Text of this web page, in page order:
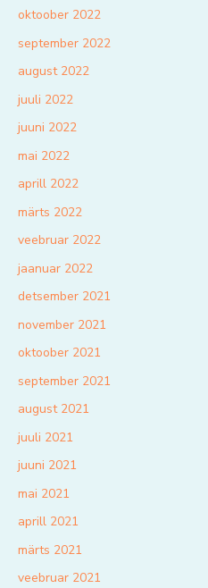
oktoober 2022
september 2022
august 2022
juuli 2022
juuni 2022
mai 2022
aprill 2022
märts 2022
veebruar 2022
jaanuar 2022
detsember 2021
november 2021
oktoober 2021
september 2021
august 2021
juuli 2021
juuni 2021
mai 2021
aprill 2021
märts 2021
veebruar 2021